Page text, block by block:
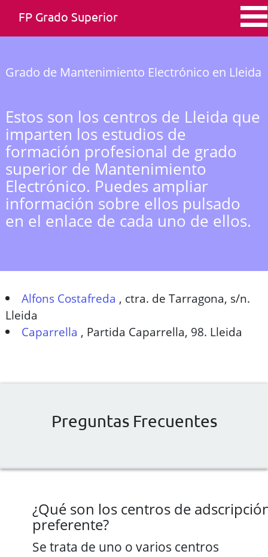
FP Grado Superior
Grado de Mantenimiento Electrónico en Lleida
Estos son los centros de Lleida que
imparten los estudios de
formación profesional de grado
superior de Mantenimiento
Electrónico. Puedes ampliar
información sobre ellos pulsado
en el enlace de cada uno de ellos.
Alfons Costafreda , ctra. de Tarragona, s/n.
Lleida
Caparrella , Partida Caparrella, 98. Lleida
Preguntas Frecuentes
¿Qué son los centros de
preferente?
Se trata de uno o varios centros